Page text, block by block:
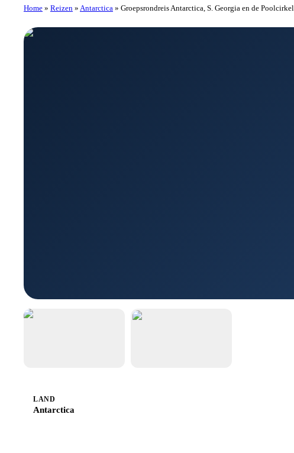
Home » Reizen » Antarctica » Groepsrondreis Antarctica, S. Georgia en de Poolcirkel
LAND
Antarctica